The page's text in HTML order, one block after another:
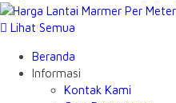
Lihat Semua
Beranda
Informasi
Kontak Kami